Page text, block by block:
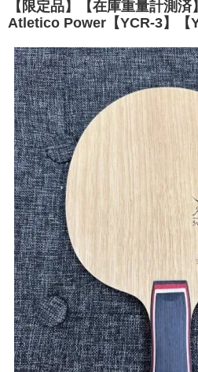
【限定品】【在庫重量計測
Atletico Power【YCR-3】【